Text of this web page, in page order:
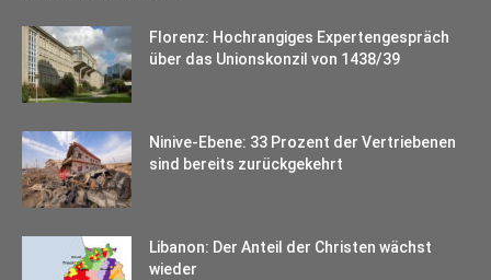
Florenz: Hochrangiges Expertengespräch
über das Unionskonzil von 1438/39
Ninive-Ebene: 33 Prozent der Vertriebenen
sind bereits zurückgekehrt
Libanon: Der Anteil der Christen wächst
wieder